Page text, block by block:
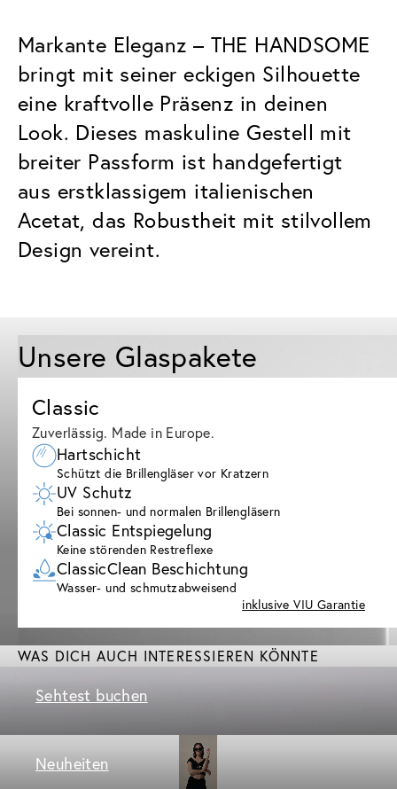
Markante Eleganz – THE HANDSOME
bringt mit seiner eckigen Silhouette
eine kraftvolle Präsenz in deinen
Look. Dieses maskuline Gestell mit
breiter Passform ist handgefertigt
aus erstklassigem italienischen
Acetat, das Robustheit mit stilvollem
Design vereint.
Unsere Glaspakete
Classic
Zuverlässig. Made in Europe.
Hartschicht
Schützt die Brillengläser vor Kratzern
UV Schutz
Bei sonnen- und normalen Brillengläsern
Classic Entspiegelung
Keine störenden Restreflexe
ClassicClean Beschichtung
Wasser- und schmutzabweisend
inklusive VIU Garantie
WAS DICH AUCH INTERESSIEREN KÖNNTE
Sehtest buchen
Neuheiten